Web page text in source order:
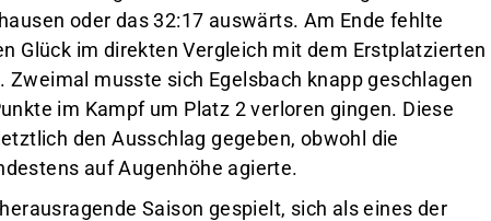
oder das 32:17 auswärts. Am Ende fehlte
Glück im direkten Vergleich mit dem Erstplatzierten
Zweimal musste sich Egelsbach knapp geschlagen
im Kampf um Platz 2 verloren gingen. Diese
den Ausschlag gegeben, obwohl die
auf Augenhöhe agierte.
Saison gespielt, sich als eines der